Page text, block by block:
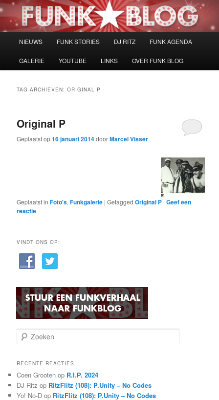
Spring
naar
Spring
naar
NIEUWS FUNK STORIES DJ RITZ FUNK AGENDA
GALERIE YOUTUBE LINKS OVER FUNK BLOG
TAG ARCHIEVEN:ORIGINAL P
Original P
Geplaatst op16 januari 2014doorMarcel Visser
Geplaatst in Foto's,Funkgalerie |Getagged Original P |Geef een
reactie
VINDT ONS OP:
o
k
n
RECENTE REACTIES
Coen Grooten op R.I.P. 2024
DJ Ritz op RitzFlitz (108): P.Unity – No Codes
Yo! No-D op RitzFlitz (108): P.Unity – No Codes